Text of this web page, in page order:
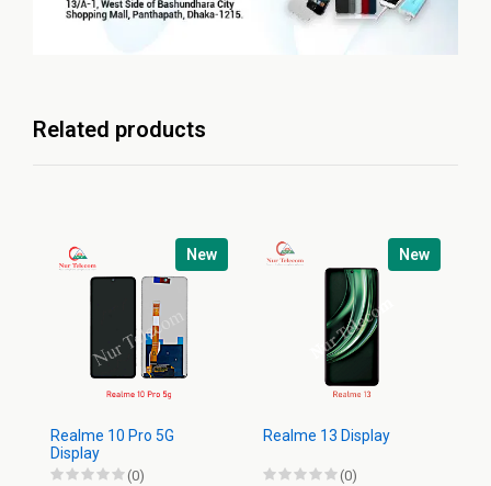
Related products
New
Realme 10 Pro 5G
Display
(0)
New
Realme 13 Display
(0)